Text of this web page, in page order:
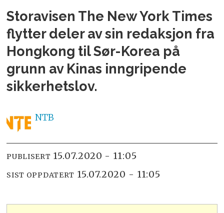
Storavisen The New York Times
flytter deler av sin redaksjon fra
Hongkong til Sør-Korea på
grunn av Kinas inngripende
sikkerhetslov.
NTB
PUBLISERT 15.07.2020 - 11:05
SIST OPPDATERT 15.07.2020 - 11:05